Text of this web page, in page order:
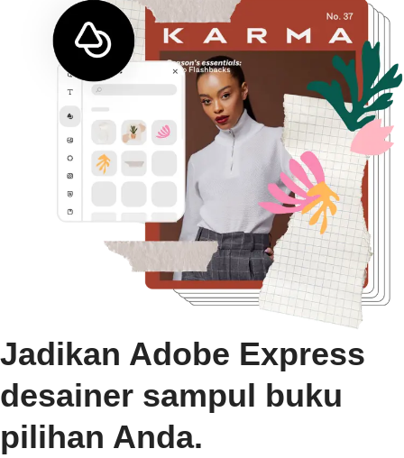
Jadikan Adobe Express
desainer sampul buku
pilihan Anda.